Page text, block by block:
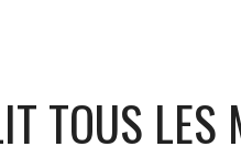
TOUS LES